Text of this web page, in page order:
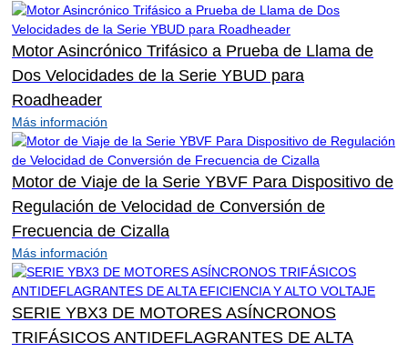
Motor Asincrónico Trifásico a Prueba de Llama de
Dos Velocidades de la Serie YBUD para
Roadheader
Más información
Motor de Viaje de la Serie YBVF Para Dispositivo de
Regulación de Velocidad de Conversión de
Frecuencia de Cizalla
Más información
SERIE YBX3 DE MOTORES ASÍNCRONOS
TRIFÁSICOS ANTIDEFLAGRANTES DE ALTA